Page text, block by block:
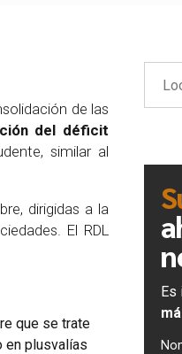
de las
del déficit
similar al
dirigidas a la
El RDL
que se trate
en plusvalías
Es